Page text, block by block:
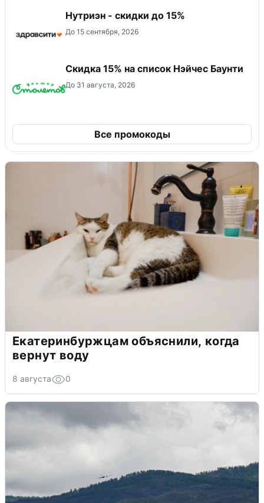
Нутриэн - скидки до 15%
До 15 сентября, 2026
Скидка 15% на список Нэйчес Баунти
До 31 августа, 2026
Все промокоды
Екатеринбуржцам объяснили, когда
вернут воду
8 августа 0